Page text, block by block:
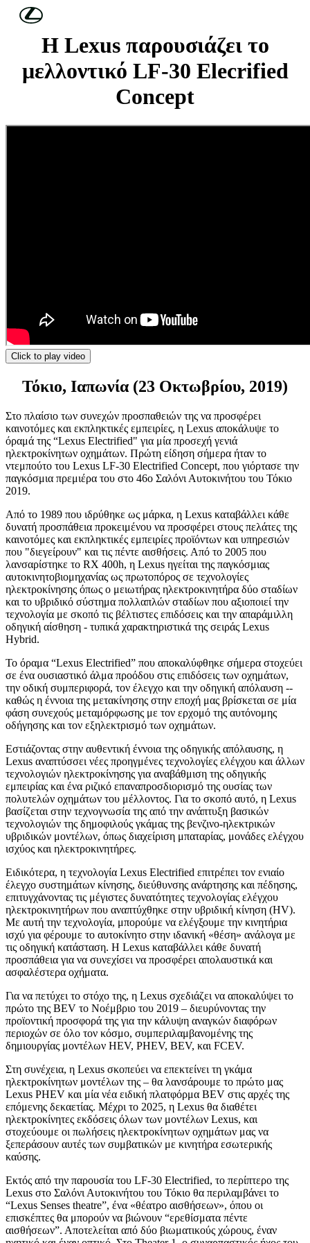
Συνέχεια στο κύριο περιεχόμενο
Η Lexus παρουσιάζει το
μελλοντικό LF-30 Elecrified
Concept
Click to play video
Τόκιο, Ιαπωνία (23 Οκτωβρίου, 2019)
Στο πλαίσιο των συνεχών προσπαθειών της να προσφέρει
καινοτόμες και εκπληκτικές εμπειρίες, η Lexus αποκάλυψε το
όραμά της “Lexus Electrified" για μία προσεχή γενιά
ηλεκτροκίνητων οχημάτων. Πρώτη είδηση σήμερα ήταν το
ντεμπούτο του Lexus LF-30 Electrified Concept, που γιόρτασε την
παγκόσμια πρεμιέρα του στο 46ο Σαλόνι Αυτοκινήτου του Τόκιο
2019.
Από το 1989 που ιδρύθηκε ως μάρκα, η Lexus καταβάλλει κάθε
δυνατή προσπάθεια προκειμένου να προσφέρει στους πελάτες της
καινοτόμες και εκπληκτικές εμπειρίες προϊόντων και υπηρεσιών
που "διεγείρουν" και τις πέντε αισθήσεις. Από το 2005 που
λανσαρίστηκε το RX 400h, η Lexus ηγείται της παγκόσμιας
αυτοκινητοβιομηχανίας ως πρωτοπόρος σε τεχνολογίες
ηλεκτροκίνησης όπως ο μειωτήρας ηλεκτροκινητήρα δύο σταδίων
και το υβριδικό σύστημα πολλαπλών σταδίων που αξιοποιεί την
τεχνολογία με σκοπό τις βέλτιστες επιδόσεις και την απαράμιλλη
οδηγική αίσθηση - τυπικά χαρακτηριστικά της σειράς Lexus
Hybrid.
Το όραμα “Lexus Electrified” που αποκαλύφθηκε σήμερα στοχεύει
σε ένα ουσιαστικό άλμα προόδου στις επιδόσεις των οχημάτων,
την οδική συμπεριφορά, τον έλεγχο και την οδηγική απόλαυση --
καθώς η έννοια της μετακίνησης στην εποχή μας βρίσκεται σε μία
φάση συνεχούς μεταμόρφωσης με τον ερχομό της αυτόνομης
οδήγησης και τον εξηλεκτρισμό των οχημάτων.
Εστιάζοντας στην αυθεντική έννοια της οδηγικής απόλαυσης, η
Lexus αναπτύσσει νέες προηγμένες τεχνολογίες ελέγχου και άλλων
τεχνολογιών ηλεκτροκίνησης για αναβάθμιση της οδηγικής
εμπειρίας και ένα ριζικό επαναπροσδιορισμό της ουσίας των
πολυτελών οχημάτων του μέλλοντος. Για το σκοπό αυτό, η Lexus
βασίζεται στην τεχνογνωσία της από την ανάπτυξη βασικών
τεχνολογιών της δημοφιλούς γκάμας της βενζινο-ηλεκτρικών
υβριδικών μοντέλων, όπως διαχείριση μπαταρίας, μονάδες ελέγχου
ισχύος και ηλεκτροκινητήρες.
Ειδικότερα, η τεχνολογία Lexus Electrified επιτρέπει τον ενιαίο
έλεγχο συστημάτων κίνησης, διεύθυνσης ανάρτησης και πέδησης,
επιτυγχάνοντας τις μέγιστες δυνατότητες τεχνολογίας ελέγχου
ηλεκτροκινητήρων που αναπτύχθηκε στην υβριδική κίνηση (HV).
Με αυτή την τεχνολογία, μπορούμε να ελέγξουμε την κινητήρια
ισχύ για φέρουμε το αυτοκίνητο στην ιδανική «θέση» ανάλογα με
τις οδηγική κατάσταση. Η Lexus καταβάλλει κάθε δυνατή
προσπάθεια για να συνεχίσει να προσφέρει απολαυστικά και
ασφαλέστερα οχήματα.
Για να πετύχει το στόχο της, η Lexus σχεδιάζει να αποκαλύψει το
πρώτο της BEV το Νοέμβριο του 2019 – διευρύνοντας την
προϊοντική προσφορά της για την κάλυψη αναγκών διαφόρων
περιοχών σε όλο τον κόσμο, συμπεριλαμβανομένης της
δημιουργίας μοντέλων HEV, PHEV, BEV, και FCEV.
Στη συνέχεια, η Lexus σκοπεύει να επεκτείνει τη γκάμα
ηλεκτροκίνητων μοντέλων της – θα λανσάρουμε το πρώτο μας
Lexus PHEV και μία νέα ειδική πλατφόρμα BEV στις αρχές της
επόμενης δεκαετίας. Μέχρι το 2025, η Lexus θα διαθέτει
ηλεκτροκίνητες εκδόσεις όλων των μοντέλων Lexus, και
στοχεύουμε οι πωλήσεις ηλεκτροκίνητων οχημάτων μας να
ξεπεράσουν αυτές των συμβατικών με κινητήρα εσωτερικής
καύσης.
Εκτός από την παρουσία του LF-30 Electrified, το περίπτερο της
Lexus στο Σαλόνι Αυτοκινήτου του Τόκιο θα περιλαμβάνει το
“Lexus Senses theatre”, ένα «θέατρο αισθήσεων», όπου οι
επισκέπτες θα μπορούν να βιώνουν “ερεθίσματα πέντε
αισθήσεων”. Αποτελείται από δύο βιωματικούς χώρους, έναν